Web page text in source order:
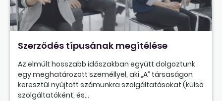
Szerződés típusának megítélése
Az elmúlt hosszabb időszakban együtt dolgoztunk
egy meghatározott személlyel, aki „A” társaságon
keresztül nyújtott számunkra szolgáltatásokat (külső
szolgáltatóként, és...